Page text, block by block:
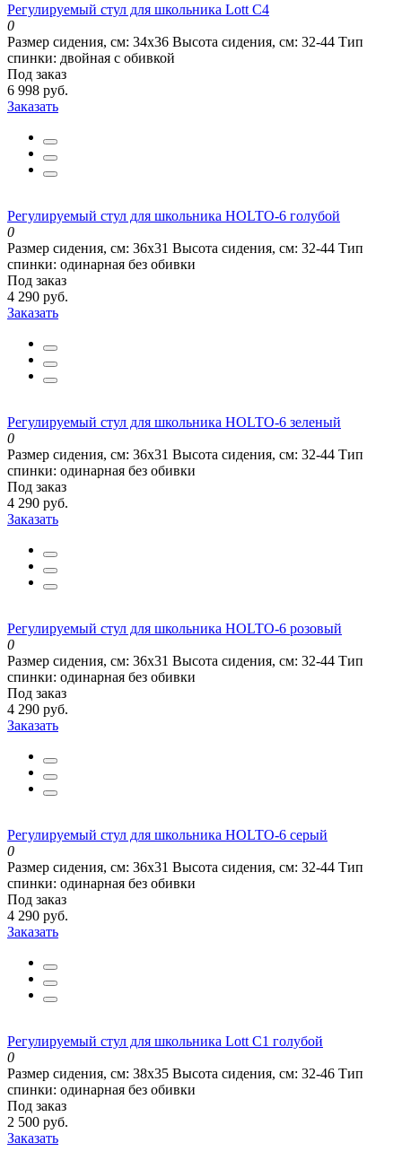
Регулируемый стул для школьника Lott C4
0
Размер сидения, см: 34х36 Высота сидения, см: 32-44 Тип
спинки: двойная с обивкой
Под заказ
6 998 руб.
Заказать
Регулируемый стул для школьника HOLTO-6 голубой
0
Размер сидения, см: 36х31 Высота сидения, см: 32-44 Тип
спинки: одинарная без обивки
Под заказ
4 290 руб.
Заказать
Регулируемый стул для школьника HOLTO-6 зеленый
0
Размер сидения, см: 36х31 Высота сидения, см: 32-44 Тип
спинки: одинарная без обивки
Под заказ
4 290 руб.
Заказать
Регулируемый стул для школьника HOLTO-6 розовый
0
Размер сидения, см: 36х31 Высота сидения, см: 32-44 Тип
спинки: одинарная без обивки
Под заказ
4 290 руб.
Заказать
Регулируемый стул для школьника HOLTO-6 серый
0
Размер сидения, см: 36х31 Высота сидения, см: 32-44 Тип
спинки: одинарная без обивки
Под заказ
4 290 руб.
Заказать
Регулируемый стул для школьника Lott С1 голубой
0
Размер сидения, см: 38х35 Высота сидения, см: 32-46 Тип
спинки: одинарная без обивки
Под заказ
2 500 руб.
Заказать